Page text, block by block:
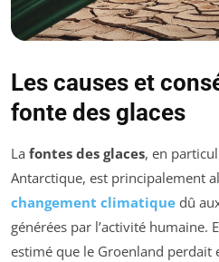
Les causes et
fonte des glaces
La fontes des glaces, en
Antarctique, est principalement
changement climatique dû
générées par l’activité humaine.
estimé que le Groenland perdait